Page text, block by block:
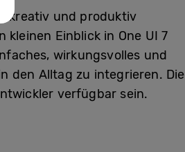
kreativ und produktiv
Einblick in One UI 7
wirkungsvolles und
den Alltag zu integrieren. Die
verfügbar sein.